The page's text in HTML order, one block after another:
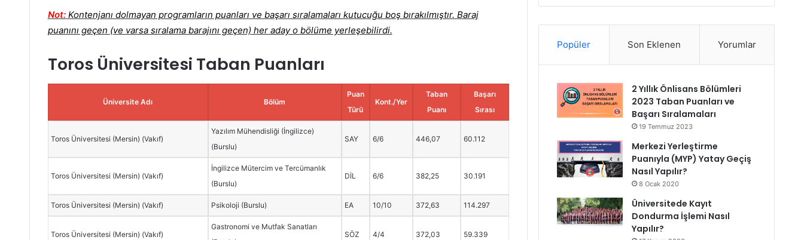
Not: Kontenjanı dolmayan programların puanları ve başarı sıralamaları kutucuğu boş bırakılmıştır. Baraj
puanını geçen (ve varsa sıralama barajını geçen) her aday o bölüme yerleşebilirdi.
Toros Üniversitesi Taban Puanları
Üniversite Adı Bölüm
Puan
Türü
Kont./Yer
Taban
Puanı
Başarı
Sırası
Toros Üniversitesi (Mersin) (Vakıf)
Yazılım Mühendisliği (İngilizce)
(Burslu)
SAY 6/6 446,07 60.112
Toros Üniversitesi (Mersin) (Vakıf)
İngilizce Mütercim ve Tercümanlık
(Burslu)
DİL 6/6 382,25 30.191
Toros Üniversitesi (Mersin) (Vakıf) Psikoloji (Burslu) EA 10/10 372,63 114.297
Toros Üniversitesi (Mersin) (Vakıf)
Gastronomi ve Mutfak Sanatları
SÖZ 4/4 372,03 59.339
Popüler Son Eklenen Yorumlar
2 Yıllık Önlisans Bölümleri
2023 Taban Puanları ve
Başarı Sıralamaları
19 Temmuz 2023
Merkezi Yerleştirme
Puanıyla (MYP) Yatay Geçiş
Nasıl Yapılır?
8 Ocak 2020
Üniversitede Kayıt
Dondurma İşlemi Nasıl
Yapılır?